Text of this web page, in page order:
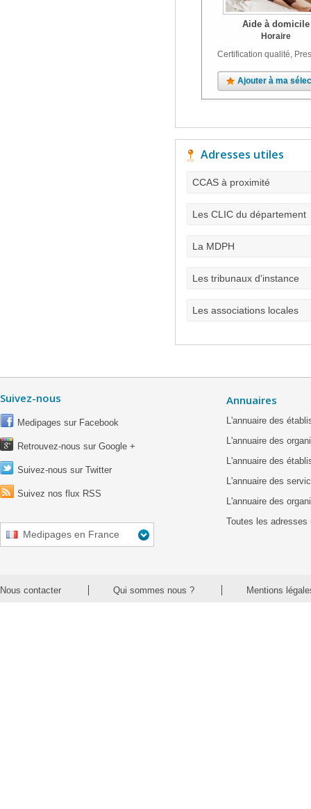
Aide à domicile
Horaire
Certification qualité,
Ajouter à ma
Adresses utiles
CCAS à proximité
Les CLIC du département
La MDPH
Les tribunaux d'instance
Les associations locales
Suivez-nous
Medipages sur Facebook
Retrouvez-nous sur Google +
Suivez-nous sur Twitter
Suivez nos flux RSS
Medipages en France
Annuaires
L'annuaire des
L'annuaire des
L'annuaire des
L'annuaire des
L'annuaire des
Toutes les adresses
Nous contacter Qui sommes nous ? Mentions